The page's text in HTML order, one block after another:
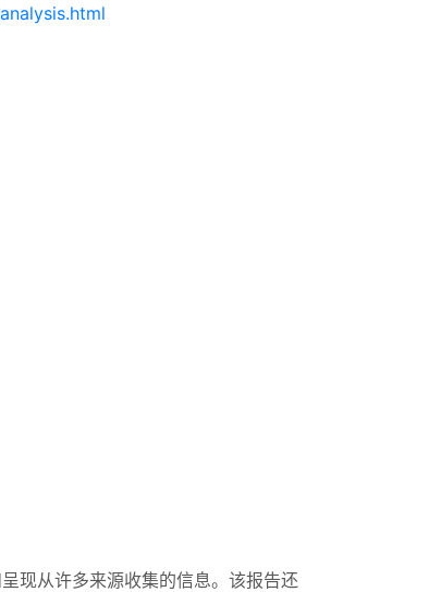
现从许多来源收集的信息。该报告还